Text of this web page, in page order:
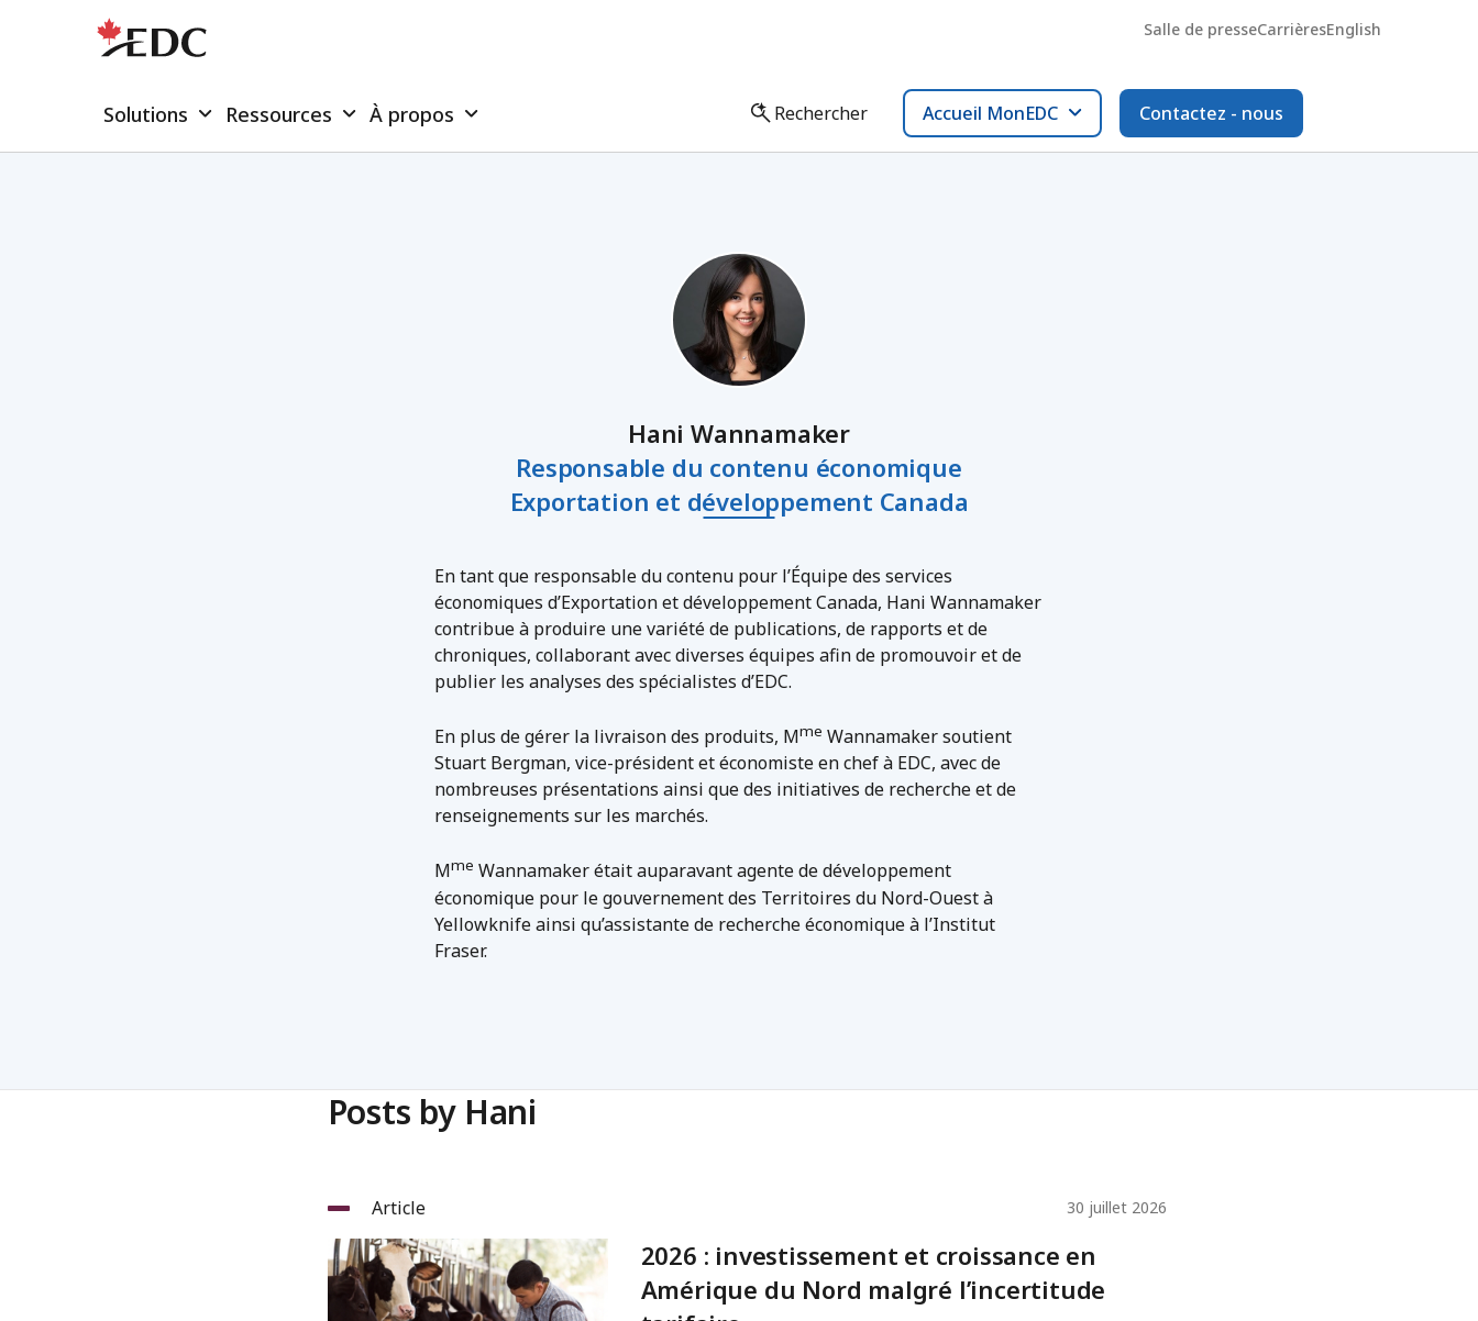
Salle de presseCarrièresEnglish
Solutions Ressources À propos Rechercher Accueil MonEDC Contactez - nous
Hani Wannamaker
Responsable du contenu économique
Exportation et développement Canada
En tant que responsable du contenu pour l’Équipe des services
économiques d’Exportation et développement Canada, Hani Wannamaker
contribue à produire une variété de publications, de rapports et de
chroniques, collaborant avec diverses équipes afin de promouvoir et de
publier les analyses des spécialistes d’EDC.
En plus de gérer la livraison des produits, Mme Wannamaker soutient
Stuart Bergman, vice-président et économiste en chef à EDC, avec de
nombreuses présentations ainsi que des initiatives de recherche et de
renseignements sur les marchés.
Mme Wannamaker était auparavant agente de développement
économique pour le gouvernement des Territoires du Nord-Ouest à
Yellowknife ainsi qu’assistante de recherche économique à l’Institut
Fraser.
Posts by Hani
Article 30 juillet 2026
2026 : investissement et croissance en
Amérique du Nord malgré l’incertitude